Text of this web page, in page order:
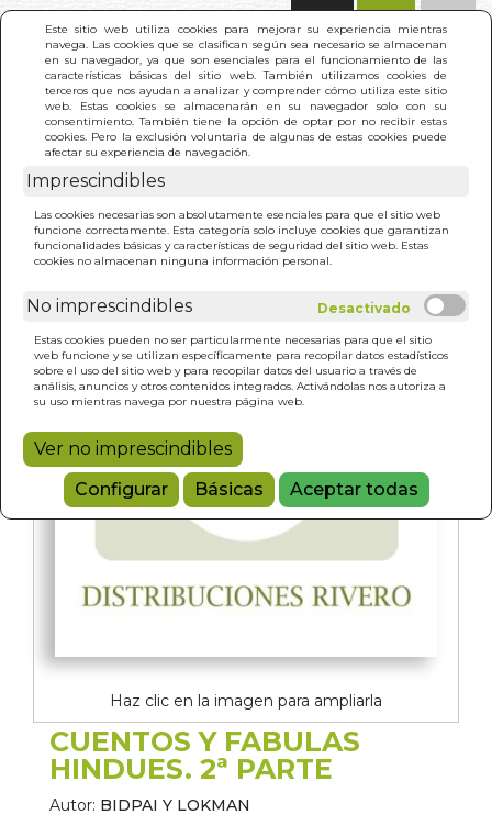
Este sitio web utiliza cookies para mejorar su experiencia mientras
navega. Las cookies que se clasifican según sea necesario se almacenan
en su navegador, ya que son esenciales para el funcionamiento de las
características básicas del sitio web. También utilizamos cookies de
terceros que nos ayudan a analizar y comprender cómo utiliza este sitio
web. Estas cookies se almacenarán en su navegador solo con su
consentimiento. También tiene la opción de optar por no recibir estas
cookies. Pero la exclusión voluntaria de algunas de estas cookies puede
afectar su experiencia de navegación.
Imprescindibles
Las cookies necesarias son absolutamente esenciales para que el sitio web
funcione correctamente. Esta categoría solo incluye cookies que garantizan
funcionalidades básicas y características de seguridad del sitio web. Estas
cookies no almacenan ninguna información personal.
No imprescindibles
Estas cookies pueden no ser particularmente necesarias para que el sitio
web funcione y se utilizan específicamente para recopilar datos estadísticos
sobre el uso del sitio web y para recopilar datos del usuario a través de
análisis, anuncios y otros contenidos integrados. Activándolas nos autoriza a
su uso mientras navega por nuestra página web.
Ver no imprescindibles
Configurar
Básicas Aceptar todas
INICIO >
Haz clic en la imagen para ampliarla
CUENTOS Y FABULAS
HINDUES. 2ª PARTE
Autor: BIDPAI Y LOKMAN